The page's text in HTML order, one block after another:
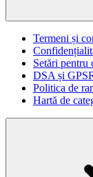
Termeni și
Setări pentru
DSA și
Politica de
Hartă de